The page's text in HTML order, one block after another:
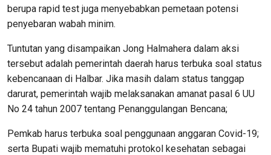
berupa rapid test juga menyebabkan pemetaan potensi
penyebaran wabah minim.
Tuntutan yang disampaikan Jong Halmahera dalam aksi
tersebut adalah pemerintah daerah harus terbuka soal status
kebencanaan di Halbar. Jika masih dalam status tanggap
darurat, pemerintah wajib melaksanakan amanat pasal 6 UU
No 24 tahun 2007 tentang Penanggulangan Bencana;
Pemkab harus terbuka soal penggunaan anggaran Covid-19;
serta Bupati wajib mematuhi protokol kesehatan sebagai